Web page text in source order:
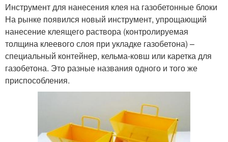
Инструмент для нанесения клея на газобетонные блоки
На рынке появился новый инструмент, упрощающий
нанесение клеящего раствора (контролируемая
толщина клеевого слоя при укладке газобетона) –
специальный контейнер, кельма-ковш или каретка для
газобетона. Это разные названия одного и того же
приспособления.